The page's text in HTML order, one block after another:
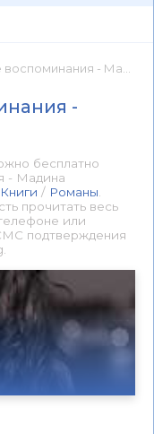
Камалбекова 📕 - Книга онлайн бесплатно
-
бесплатно
- Мадина
Книги / Романы
прочитать весь
или
подтверждения